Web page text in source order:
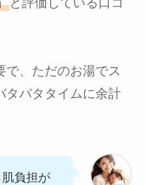
と評価している口コ
で、ただのお湯でス
タバタタイムに余計
負担が